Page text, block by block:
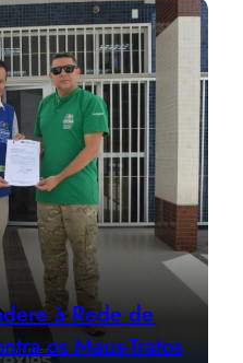
à Rede de
os Maus-Tratos